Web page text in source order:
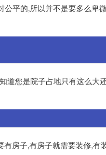
平的,所以并不是要多么卑
您是院子占地只有这么大
房子,有房子就需要装修,有